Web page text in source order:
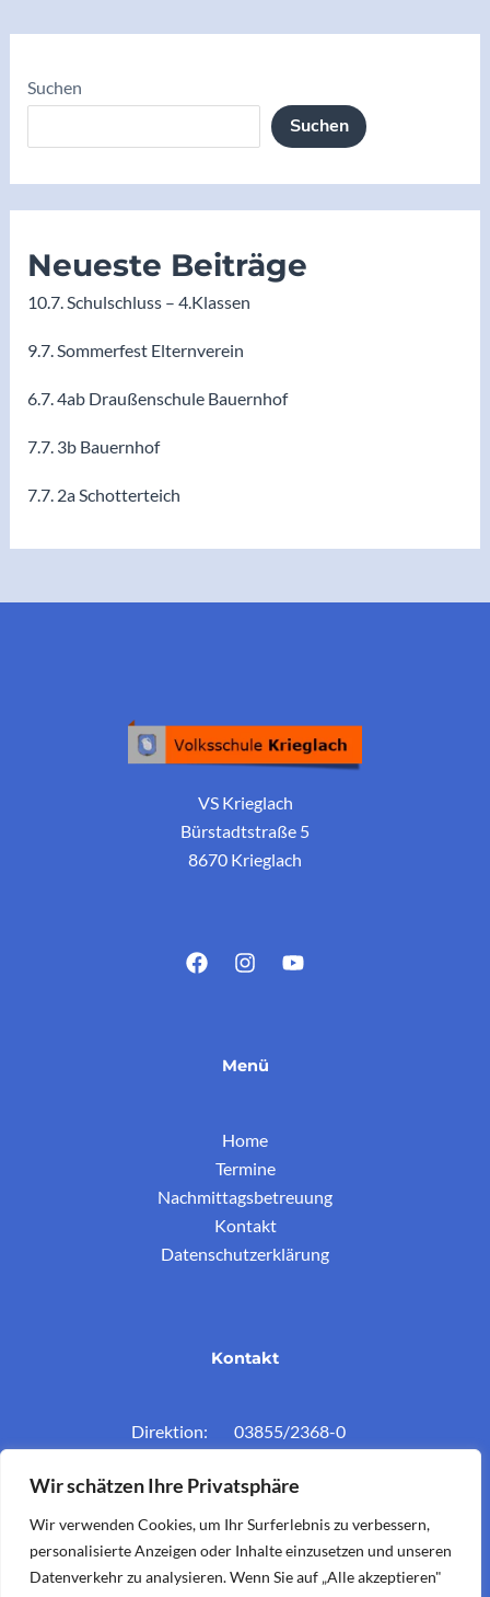
Wir schätzen Ihre Privatsphäre
Wir verwenden Cookies, um Ihr Surferlebnis zu verbessern,
personalisierte Anzeigen oder Inhalte einzusetzen und unseren
Datenverkehr zu analysieren. Wenn Sie auf „Alle akzeptieren"
Suchen
Suchen
Neueste Beiträge
10.7. Schulschluss – 4.Klassen
9.7. Sommerfest Elternverein
6.7. 4ab Draußenschule Bauernhof
7.7. 3b Bauernhof
7.7. 2a Schotterteich
VS Krieglach
Bürstadtstraße 5
8670 Krieglach
Menü
Home
Termine
Nachmittagsbetreuung
Kontakt
Datenschutzerklärung
Kontakt
Direktion: 03855/2368-0
Mail: vs.krieglach@twin.at